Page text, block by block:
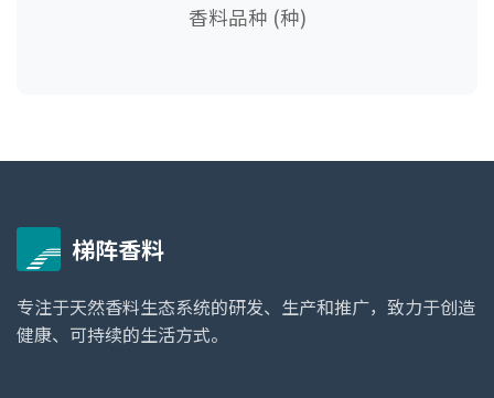
香料品种 (种)
梯阵香料
专注于天然香料生态系统的研发、生产和推广，致力于创造
健康、可持续的生活方式。